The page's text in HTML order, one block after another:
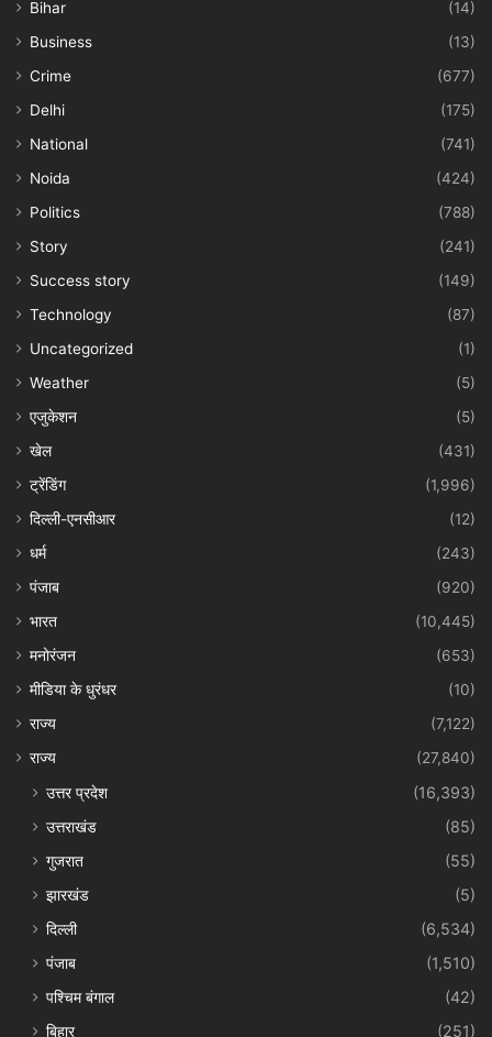
Bihar
(14)
Business
(13)
Crime
(677)
Delhi
(175)
National
(741)
Noida
(424)
Politics
(788)
Story
(241)
Success story
(149)
Technology
(87)
Uncategorized
(1)
Weather
(5)
एजुकेशन
(5)
खेल
(431)
ट्रेंडिंग
(1,996)
दिल्ली-एनसीआर
(12)
धर्म
(243)
पंजाब
(920)
भारत
(10,445)
मनोरंजन
(653)
मीडिया के धुरंधर
(10)
राज्य
(7,122)
राज्य
(27,840)
उत्तर प्रदेश
(16,393)
उत्तराखंड
(85)
गुजरात
(55)
झारखंड
(5)
दिल्ली
(6,534)
पंजाब
(1,510)
पश्चिम बंगाल
(42)
बिहार
(251)